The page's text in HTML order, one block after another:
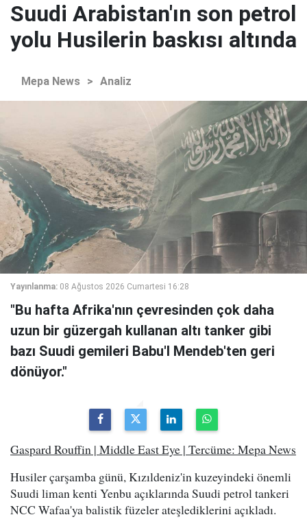
Suudi Arabistan'ın son petrol
yolu Husilerin baskısı altında
Mepa News > Analiz
Yayınlanma: 08 Ağustos 2026 Cumartesi 16:28
"Bu hafta Afrika'nın çevresinden çok daha
uzun bir güzergah kullanan altı tanker gibi
bazı Suudi gemileri Babu'l Mendeb'ten geri
dönüyor."
Gaspard Rouffin | Middle East Eye | Tercüme: Mepa News
Husiler çarşamba günü, Kızıldeniz'in kuzeyindeki önemli
Suudi liman kenti Yenbu açıklarında Suudi petrol tankeri
NCC Wafaa'ya balistik füzeler ateşlediklerini açıkladı.